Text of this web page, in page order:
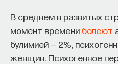
В среднем в развитых
момент времени болеют
булимией — 2%,
женщин. Психогенное